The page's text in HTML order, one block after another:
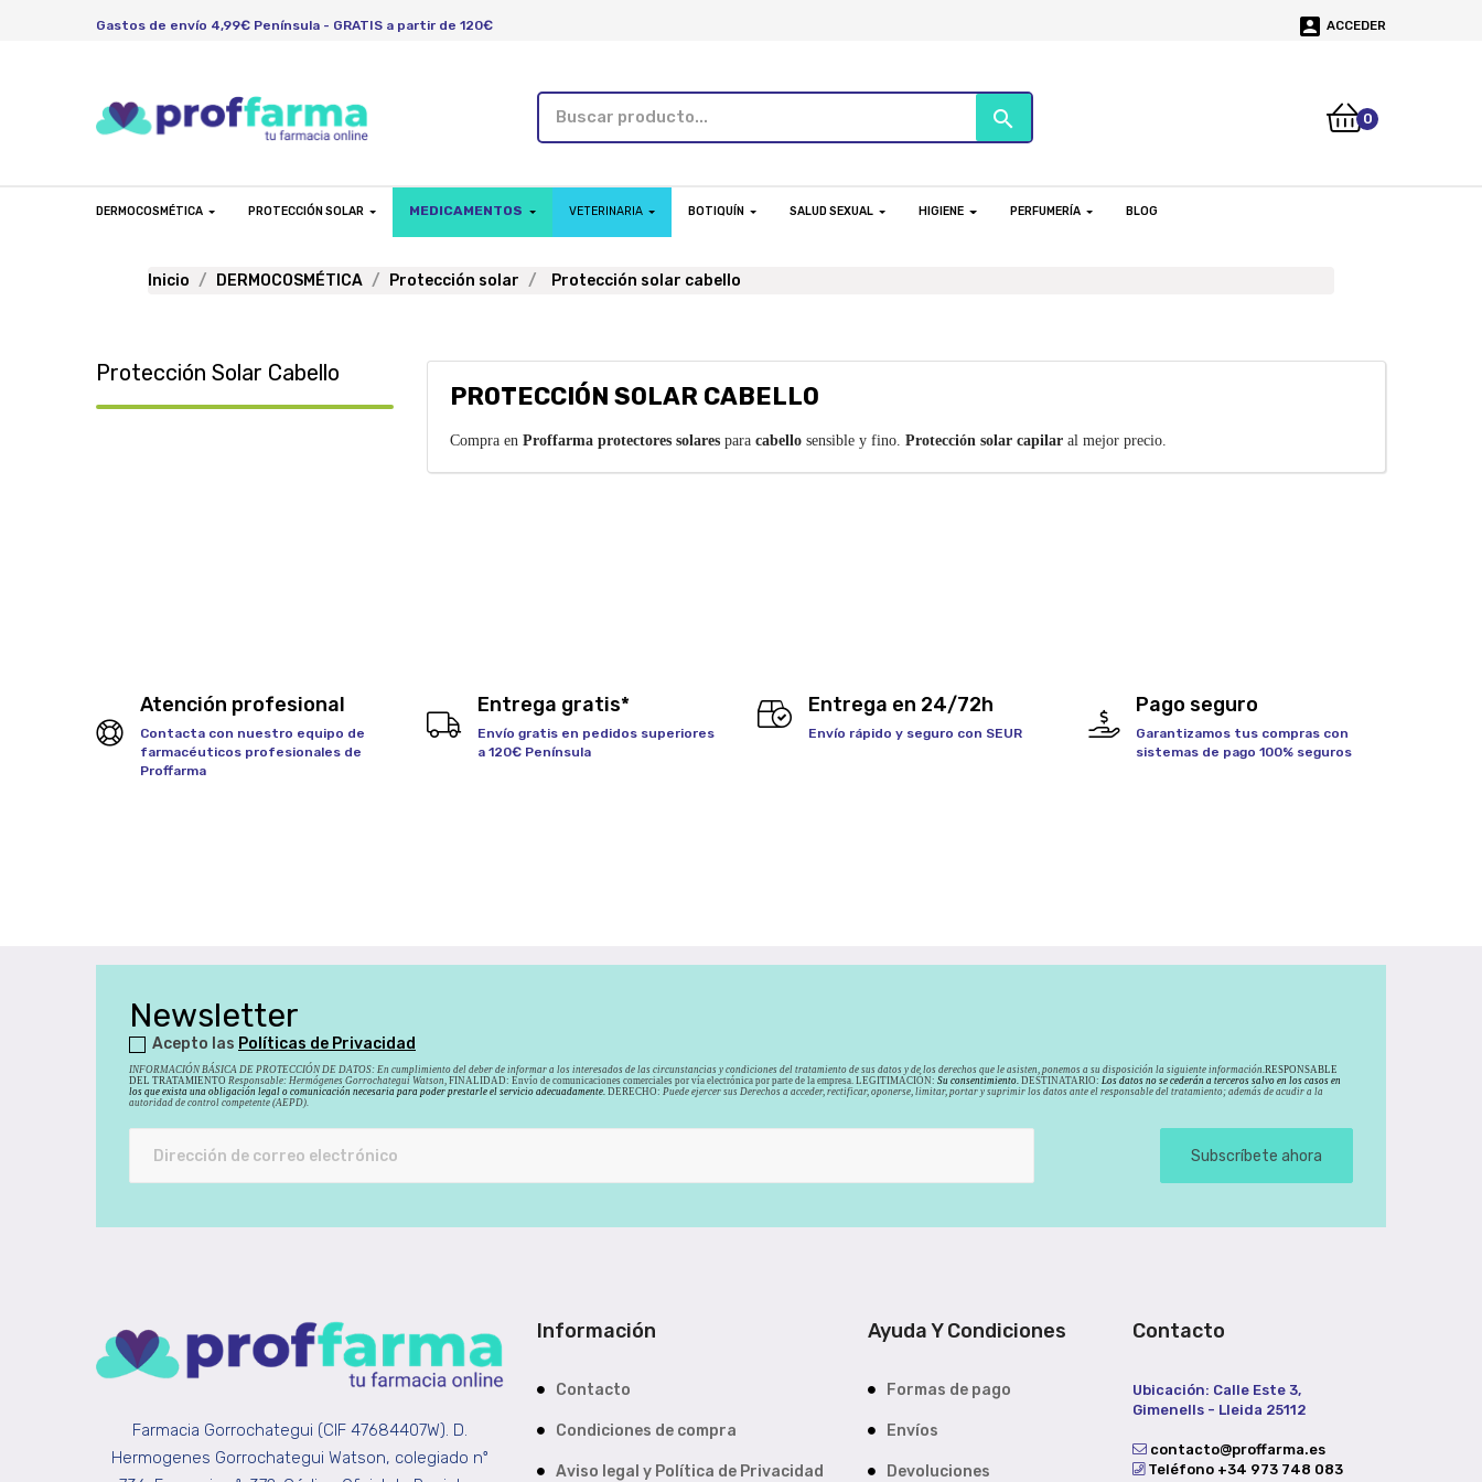
Gastos de envío 4,99€ Península - GRATIS a partir de 120€  ACCEDER
search 0
DERMOCOSMÉTICA PROTECCIÓN SOLAR MEDICAMENTOS VETERINARIA BOTIQUÍN SALUD SEXUAL HIGIENE PERFUMERÍA BLOG
Inicio DERMOCOSMÉTICA Protección solar Protección solar cabello
Protección Solar Cabello
PROTECCIÓN SOLAR CABELLO
Compra en Proffarma protectores solares para cabello sensible y fino. Protección solar capilar al mejor precio.
Atención profesional
Contacta con nuestro equipo de
farmacéuticos profesionales de
Proffarma
Entrega gratis*
Envío gratis en pedidos superiores
a 120€ Península
Entrega en 24/72h
Envío rápido y seguro con SEUR
Pago seguro
Garantizamos tus compras con
sistemas de pago 100% seguros
Newsletter
Acepto las Políticas de Privacidad
INFORMACIÓN BÁSICA DE PROTECCIÓN DE DATOS: En cumplimiento del deber de informar a los interesados de las circunstancias y condiciones del tratamiento de sus datos y de los derechos que le asisten, ponemos a su disposición la siguiente información. RESPONSABLE
DEL TRATAMIENTO Responsable: Hermógenes Gorrochategui Watson, FINALIDAD: Envío de comunicaciones comerciales por vía electrónica por parte de la empresa. LEGITIMACIÓN: Su consentimiento. DESTINATARIO: Los datos no se cederán a terceros salvo en los casos en
los que exista una obligación legal o comunicación necesaria para poder prestarle el servicio adecuadamente. DERECHO: Puede ejercer sus Derechos a acceder, rectificar, oponerse, limitar, portar y suprimir los datos ante el responsable del tratamiento; además de acudir a la
autoridad de control competente (AEPD).
Subscríbete ahora
Farmacia Gorrochategui (CIF 47684407W). D.
Hermogenes Gorrochategui Watson, colegiado nº
Información
Contacto
Condiciones de compra
Aviso legal y Política de Privacidad
Ayuda Y Condiciones
Formas de pago
Envíos
Devoluciones
Contacto
Ubicación: Calle Este 3,
Gimenells - Lleida 25112
contacto@proffarma.es
Teléfono +34 973 748 083